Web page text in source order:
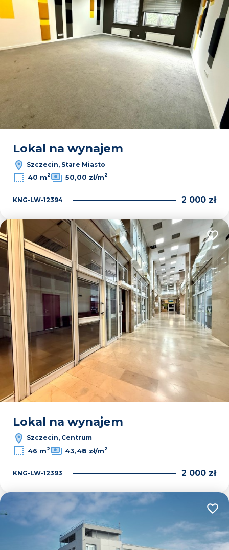
Lokal na wynajem
Szczecin, Stare Miasto
40 m2 50,00 zł/m2
KNG-LW-12394 2 000 zł
Lokal na wynajem
Szczecin, Centrum
46 m2 43,48 zł/m2
KNG-LW-12393 2 000 zł